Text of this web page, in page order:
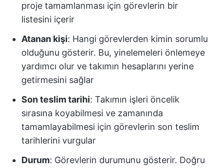
proje tamamlanması için görevlerin bir
listesini içerir
Atanan kişi: Hangi görevlerden kimin sorumlu
olduğunu gösterir. Bu, yinelemeleri önlemeye
yardımcı olur ve takımın hesaplarını yerine
getirmesini sağlar
Son teslim tarihi: Takımın işleri öncelik
sırasına koyabilmesi ve zamanında
tamamlayabilmesi için görevlerin son teslim
tarihlerini vurgular
Durum: Görevlerin durumunu gösterir. Doğru